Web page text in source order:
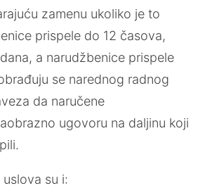
zamenu ukoliko je to
prispele do 12 časova,
a narudžbenice prispele
se narednog radnog
da naručene
ugovoru na daljinu koji
su i: